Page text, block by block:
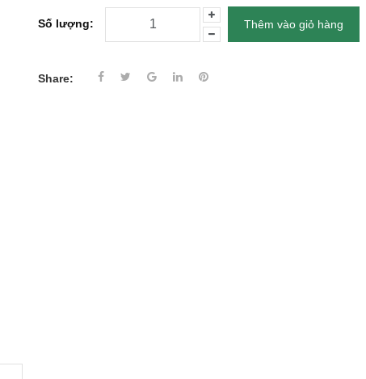
Số lượng: Thêm vào giỏ hàng
Share: